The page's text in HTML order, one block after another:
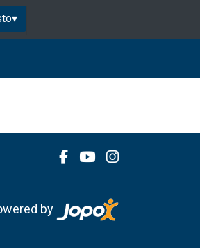
▾
by